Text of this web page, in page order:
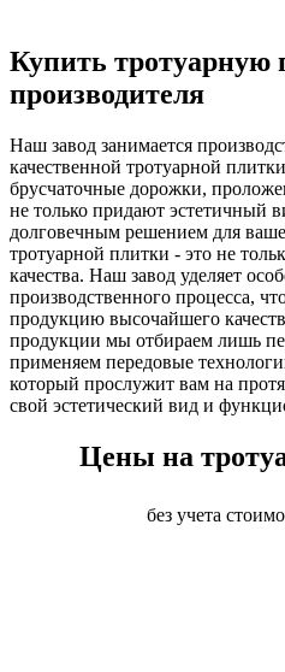
Купить тротуарную
производителя
Наш завод занимается
качественной тротуарной
брусчаточные дорожки,
не только придают эстетичный
долговечным решением для
тротуарной плитки - это не
качества. Наш завод уделяет
производственного процесса,
продукцию высочайшего
продукции мы отбираем лишь
применяем передовые
который прослужит вам на
свой эстетический вид и
Цены на
без учета